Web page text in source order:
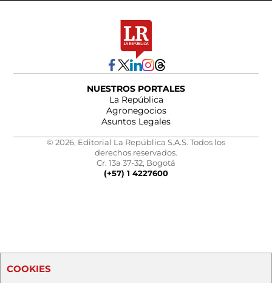
NUESTROS PORTALES
La República
Agronegocios
Asuntos Legales
© 2026, Editorial La República S.A.S. Todos los
derechos reservados.
Cr. 13a 37-32, Bogotá
(+57) 1 4227600
COOKIES